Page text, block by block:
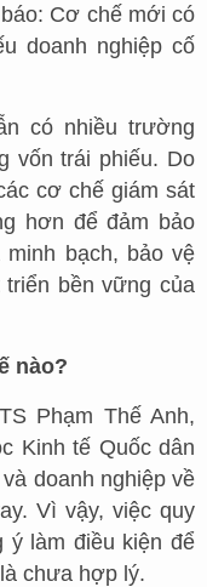
Cơ chế mới có
doanh nghiệp cố
có nhiều trường
vốn trái phiếu. Do
cơ chế giám sát
hơn để đảm bảo
bạch, bảo vệ
bền vững của
nào?
Phạm Thế Anh,
Kinh tế Quốc dân
doanh nghiệp về
Vì vậy, việc quy
ý làm điều kiện để
chưa hợp lý.